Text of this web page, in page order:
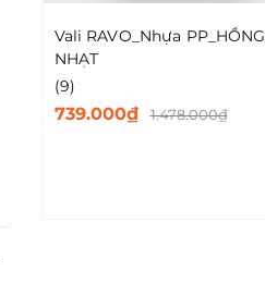
Vali RAVO_Nhựa PP_HỒNG
NHẠT
(9)
739.000₫ 1.478.000₫